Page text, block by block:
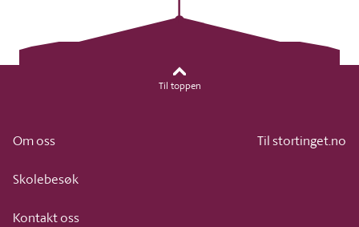
Til toppen
Til stortinget.no
Om oss
Skolebesøk
Kontakt oss